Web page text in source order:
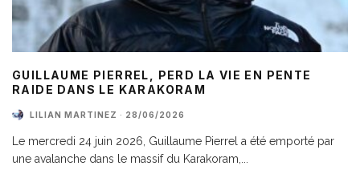
GUILLAUME PIERREL, PERD LA VIE EN PENTE
RAIDE DANS LE KARAKORAM
LILIAN MARTINEZ · 28/06/2026
Le mercredi 24 juin 2026, Guillaume Pierrel a été emporté par
une avalanche dans le massif du Karakoram,...